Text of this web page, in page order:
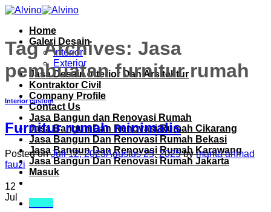
Skip
contentHome
Galeri Desain
Interior
Exterior
Jasa Desain Interior Dan Arsitektur
Kontraktor Civil
Company Profile
Contact Us
Jasa Bangun dan Renovasi Rumah
Jasa Bangun Dan Renovasi Rumah Cikarang
Jasa Bangun Dan Renovasi Rumah Bekasi
Jasa Bangun Dan Renovasi Rumah Karawang
Jasa Bangun Dan Renovasi Rumah Jakarta
Masuk
Tag Archives: Jasa
pembuatan furnitur rumah
Interior custom
Furnitur rumah minimalis
Posted onJuli 12, 2023Agustus 25, 2025 bymanta ahmad
fauzi
12
Jul